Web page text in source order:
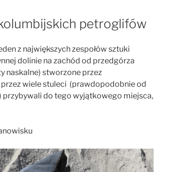
petroglifów
z największych zespołów sztuki
dolinie na zachód od przedgórza
naskalne) stworzone przez
wiele stuleci (prawdopodobnie od
przybywali do tego wyjątkowego miejsca,